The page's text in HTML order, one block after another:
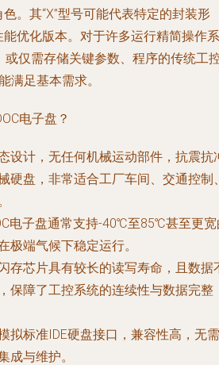
。其“X”型号可能代表特定的封装形
优化版本。对于许多运行精简操作系
或仅需存储关键参数、程序的传统工
满足基本需求。
电子盘？
设计，无任何机械运动部件，抗震抗
硬盘，非常适合工厂车间、交通控制
电子盘通常支持-40℃至85℃甚至更
极端气候下稳定运行。
闪存芯片具有较长的读写寿命，且数据
保障了工控系统的连续性与数据完整
模拟标准IDE硬盘接口，兼容性高，无需
成与维护。